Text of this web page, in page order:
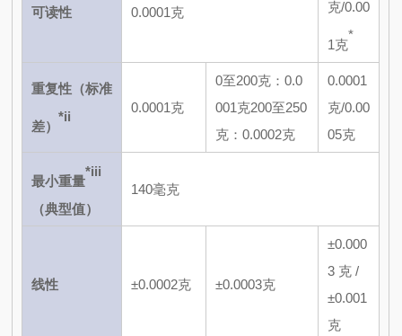
可读性 0.0001克
克/0.00
1克
*
重复性（标准
差）
*ii
0.0001克
0至200克：0.0
001克200至250
克：0.0002克
0.0001
克/0.00
05克
最小重量
*iii
（典型值）
140毫克
线性 ±0.0002克 ±0.0003克
±0.000
3 克 /
±0.001
克